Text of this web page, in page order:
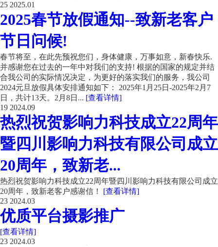
25 2025.01
2025春节放假通知--致新老客户
节日问候!
春节将至，在此先预祝您们，身体健康，万事如意，新春快乐.
并感谢您在过去的一年中对我们的支持! 根据的国家的规定并结
合我公司的实际情况决定，为更好的落实我们的服务，我公司
2024元旦放假具体安排通知如下： 2025年1月25日-2025年2月7
日，共计13天。2月8日... [查看详情]
19 2024.09
热烈祝贺影响力科技成立22周年
暨四川影响力科技有限公司成立
20周年，致新老...
热烈祝贺影响力科技成立22周年暨四川影响力科技有限公司成立
20周年，致新老客户感谢信！ [查看详情]
23 2024.03
优质平台摄影推广
[查看详情]
23 2024.03